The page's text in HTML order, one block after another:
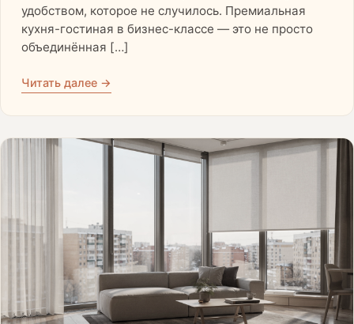
удобством, которое не случилось. Премиальная
кухня-гостиная в бизнес-классе — это не просто
объединённая […]
Читать далее →